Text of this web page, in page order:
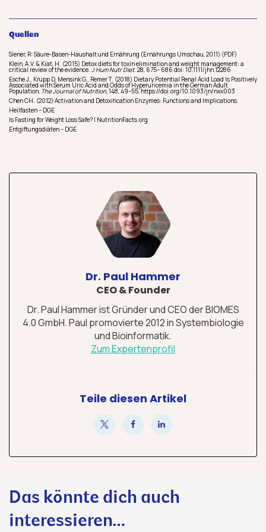
Quellen
Siener, R: Säure-Basen-Haushalt und Ernährung (Ernährungs Umschau, 2011) (PDF)
Klein, A.V. & Kiat, H. (2015) Detox diets for toxin elimination and weight management: a
critical review of the evidence. J Hum Nutr Diet. 28, 675– 686 doi: 10.1111/jhn.12286
Esche J., Krupp D, Mensink G., Remer T. (2018) Dietary Potential Renal Acid Load Is Positively
Associated with Serum Uric Acid and Odds of Hyperuricemia in the German Adult
Population, The Journal of Nutrition, 148, 49–55, https://doi.org/10.1093/jn/nxx003
Chen CH. (2012) Activation and Detoxification Enzymes: Functions and Implications.
Heilfasten – DGE
Is Fasting for Weight Loss Safe? | NutritionFacts.org
Entgiftungsdiäten – DGE
Dr. Paul Hammer
CEO & Founder
Dr. Paul Hammer ist Gründer und CEO der BIOMES
4.0 GmbH. Paul promovierte 2012 in Systembiologie
und Bioinformatik.
Zum Expertenprofil
Teile diesen Artikel
Das könnte dich auch
interessieren…